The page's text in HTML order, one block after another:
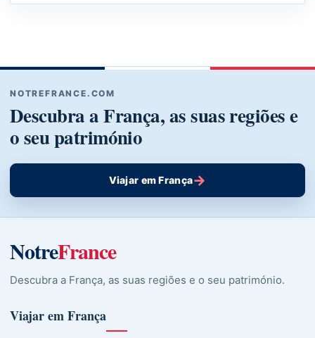
NOTREFRANCE.COM
Descubra a França, as suas regiões e
o seu património
Viajar em França→
NotreFrance
Descubra a França, as suas regiões e o seu património.
Viajar em França